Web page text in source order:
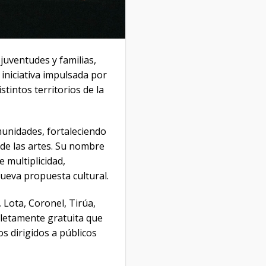
y familias,
impulsada por
territorios de la
fortaleciendo
las artes. Su nombre
multiplicidad,
propuesta cultural.
Lota, Coronel, Tirúa,
gratuita que
dirigidos a públicos